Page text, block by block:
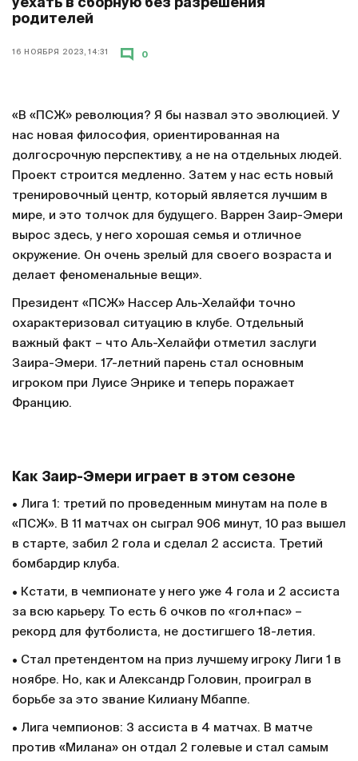
уехать в сборную без разрешения
родителей
16 НОЯБРЯ 2023, 14:31 0
«В «ПСЖ» революция? Я бы назвал это эволюцией. У
нас новая философия, ориентированная на
долгосрочную перспективу, а не на отдельных людей.
Проект строится медленно. Затем у нас есть новый
тренировочный центр, который является лучшим в
мире, и это толчок для будущего. Варрен Заир-Эмери
вырос здесь, у него хорошая семья и отличное
окружение. Он очень зрелый для своего возраста и
делает феноменальные вещи».
Президент «ПСЖ» Нассер Аль-Хелайфи точно
охарактеризовал ситуацию в клубе. Отдельный
важный факт – что Аль-Хелайфи отметил заслуги
Заира-Эмери. 17-летний парень стал основным
игроком при Луисе Энрике и теперь поражает
Францию.
Как Заир-Эмери играет в этом сезоне
• Лига 1: третий по проведенным минутам на поле в
«ПСЖ». В 11 матчах он сыграл 906 минут, 10 раз вышел
в старте, забил 2 гола и сделал 2 ассиста. Третий
бомбардир клуба.
• Кстати, в чемпионате у него уже 4 гола и 2 ассиста
за всю карьеру. То есть 6 очков по «гол+пас» –
рекорд для футболиста, не достигшего 18-летия.
• Стал претендентом на приз лучшему игроку Лиги 1 в
ноябре. Но, как и Александр Головин, проиграл в
борьбе за это звание Килиану Мбаппе.
• Лига чемпионов: 3 ассиста в 4 матчах. В матче
против «Милана» он отдал 2 голевые и стал самым